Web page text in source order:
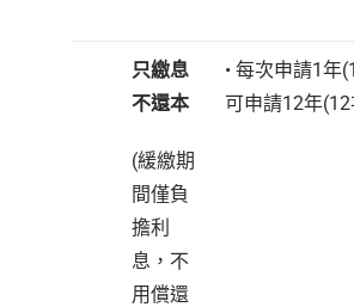
只繳息
不還本
(緩繳期
間僅負
擔利
息，不
用償還
• 每次申請1年
可申請12年